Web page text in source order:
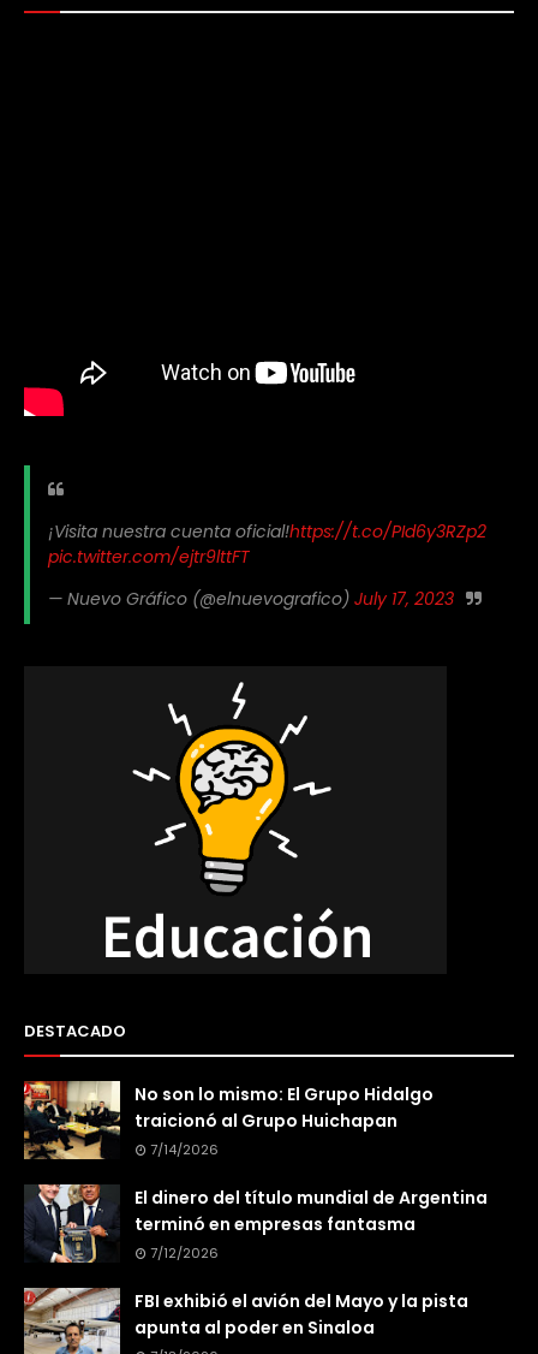
¡Visita nuestra cuenta oficial!https://t.co/PId6y3RZp2
pic.twitter.com/ejtr9lttFT
— Nuevo Gráfico (@elnuevografico) July 17, 2023
DESTACADO
No son lo mismo: El Grupo Hidalgo
traicionó al Grupo Huichapan
7/14/2026
El dinero del título mundial de Argentina
terminó en empresas fantasma
7/12/2026
FBI exhibió el avión del Mayo y la pista
apunta al poder en Sinaloa